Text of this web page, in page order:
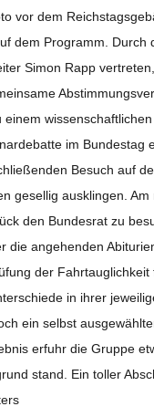
vor dem
dem Pro­gramm.
Simon Rapp
im
Besuch auf
gesel­lig aus­klin­gen.
den Bun­des­rat zu
die ange­hen­den
der
in ihrer
ein selbst
erfuhr die Gruppe
stand. Ein tol­ler